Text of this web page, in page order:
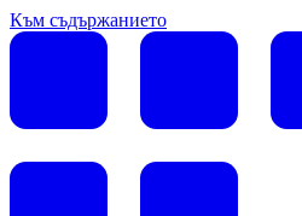
Към съдържанието